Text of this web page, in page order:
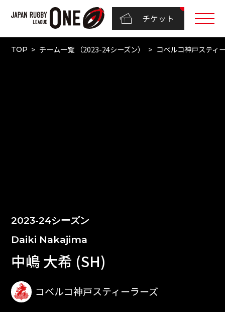
チケット
TOP チーム一覧 （2023-24シーズン） コベルコ神戸スティ
2023-24シーズン
Daiki Nakajima
中嶋 大希 (SH)
コベルコ神戸スティーラーズ